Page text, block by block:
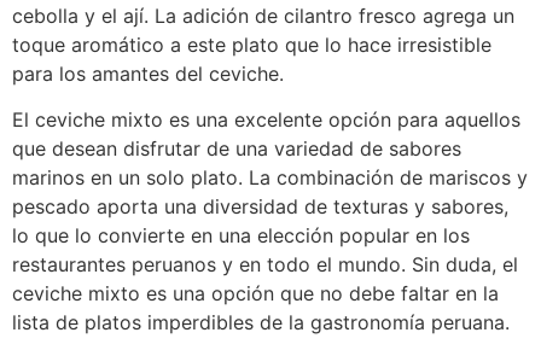
cebolla y el ají. La adición de cilantro fresco agrega un
toque aromático a este plato que lo hace irresistible
para los amantes del ceviche.
El ceviche mixto es una excelente opción para aquellos
que desean disfrutar de una variedad de sabores
marinos en un solo plato. La combinación de mariscos y
pescado aporta una diversidad de texturas y sabores,
lo que lo convierte en una elección popular en los
restaurantes peruanos y en todo el mundo. Sin duda, el
ceviche mixto es una opción que no debe faltar en la
lista de platos imperdibles de la gastronomía peruana.